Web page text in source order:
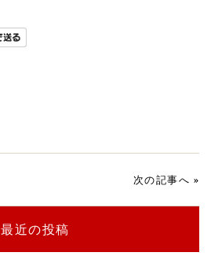
次の記事へ »
最近の投稿